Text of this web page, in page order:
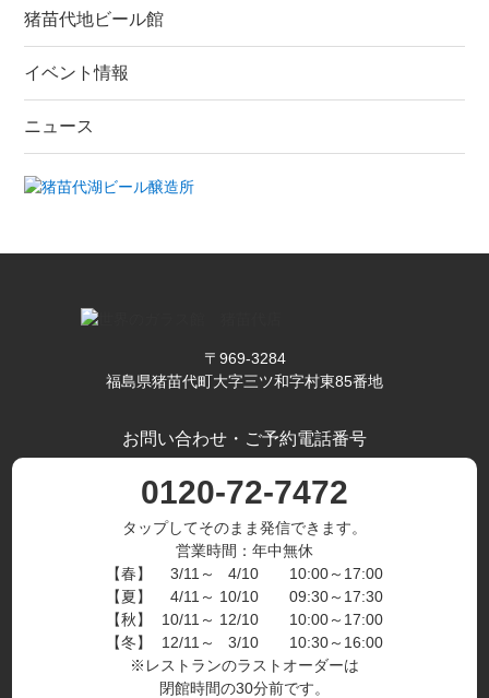
猪苗代地ビール館
イベント情報
ニュース
〒969-3284
福島県猪苗代町大字三ツ和字村東85番地
お問い合わせ・ご予約電話番号
0120-72-7472
タップしてそのまま発信できます。
営業時間：年中無休
【春】
3/11 ～ 4/10 10:00～17:00
【夏】
4/11 ～ 10/10 09:30～17:30
【秋】
10/11 ～ 12/10 10:00～17:00
【冬】
12/11 ～ 3/10 10:30～16:00
※レストランのラストオーダーは
閉館時間の30分前です。